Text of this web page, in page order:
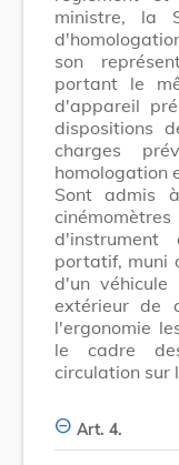
ministre, la
son
portant le
d'appareil
dispositions
charges
homologation
Sont admis
d'instrument
portatif, muni
d'un
extérieur de
l'ergonomie
le cadre
circulation sur
Art. 4.